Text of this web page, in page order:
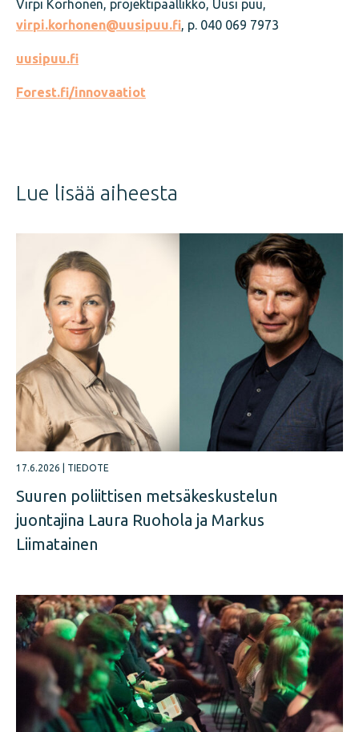
Virpi Korhonen, projektipäällikkö, Uusi puu,
virpi.korhonen@uusipuu.fi, p. 040 069 7973
uusipuu.fi
Forest.fi/innovaatiot
Lue lisää aiheesta
17.6.2026 TIEDOTE
Suuren poliittisen metsäkeskustelun
juontajina Laura Ruohola ja Markus
Liimatainen